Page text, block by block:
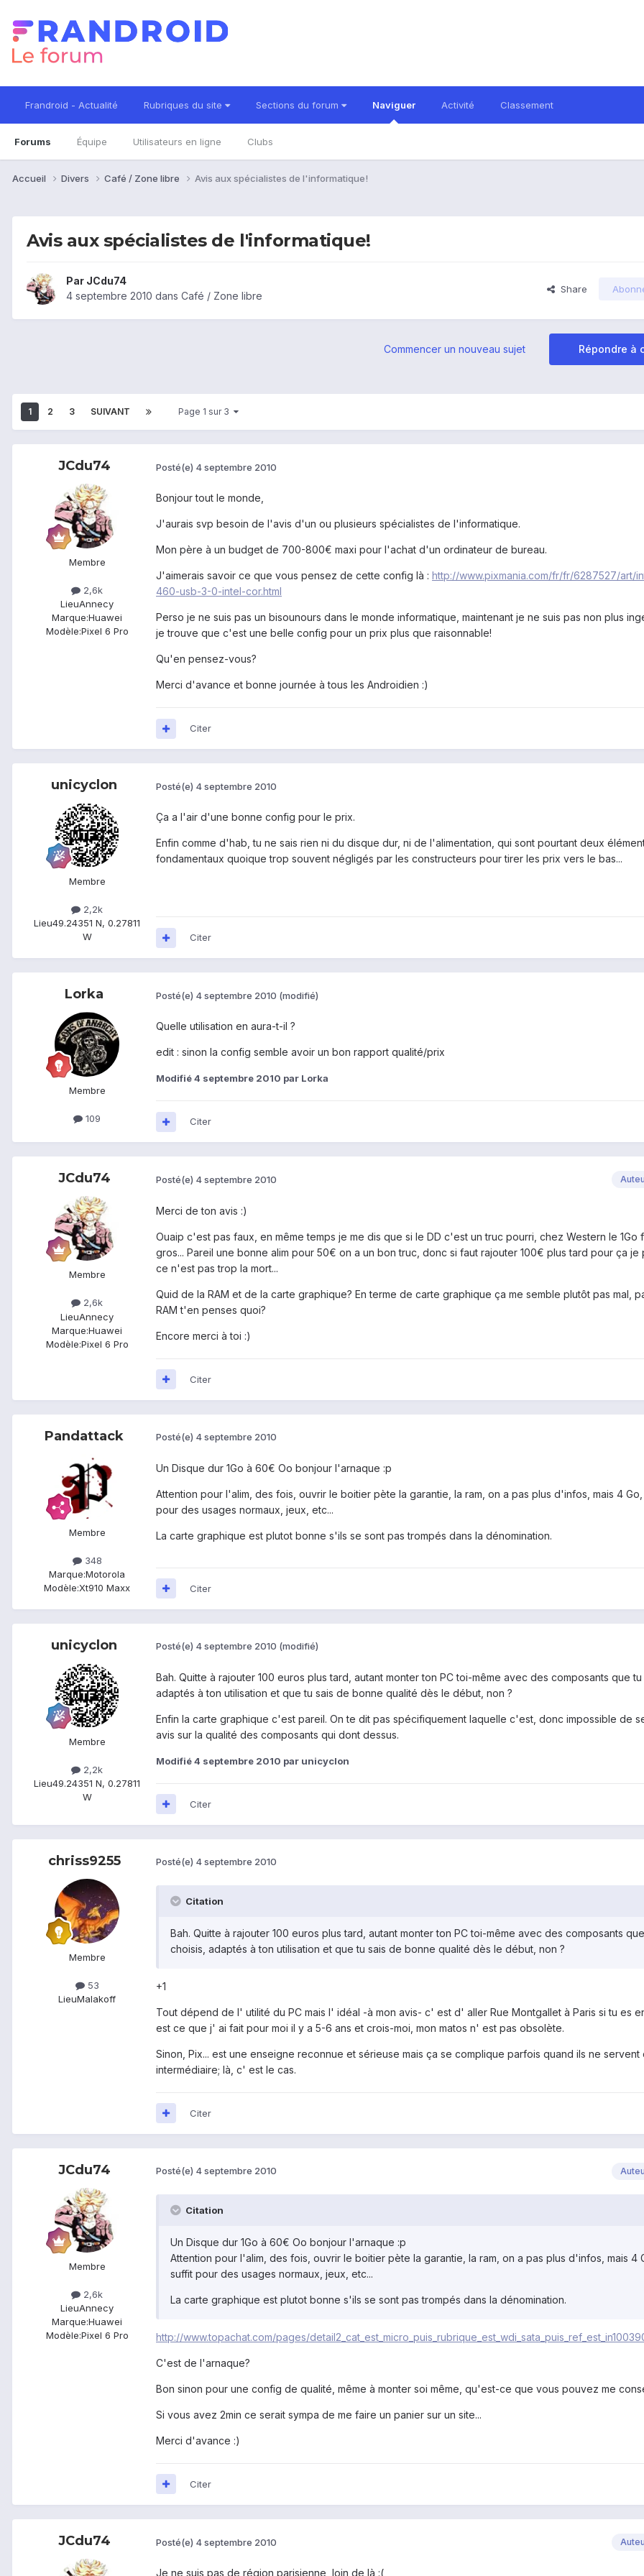
Frandroid - Actualité Rubriques du site Sections du forum Naviguer
Forums Équipe Utilisateurs en ligne Clubs
Activité Classement
Accueil Divers Café / Zone libre Avis aux spécialistes de l'informatique!
Avis aux spécialistes de l'informatique!
Par JCdu74
4 septembre 2010 dans Café / Zone libre
Share
Répondre à
Commencer un nouveau sujet
1 2 3 SUIVANT Page 1 sur 3
JCdu74
Membre
2,6k
LieuAnnecy
Marque:Huawei
Modèle:Pixel 6 Pro
Posté(e) 4 septembre 2010
Bonjour tout le monde,
J'aurais svp besoin de l'avis d'un ou plusieurs spécialistes de l'informatique.
Mon père à un budget de 700-800€ maxi pour l'achat d'un ordinateur de bureau.
J'aimerais savoir ce que vous pensez de cette config là : http://www.pixmania.com/fr/fr/6287527/art/
460-usb-3-0-intel-cor.html
Perso je ne suis pas un bisounours dans le monde informatique, maintenant je ne suis pas non plus
je trouve que c'est une belle config pour un prix plus que raisonnable!
Qu'en pensez-vous?
Merci d'avance et bonne journée à tous les Androidien :)
Citer
unicyclon
Membre
2,2k
Lieu49.24351 N, 0.27811
W
Posté(e) 4 septembre 2010
Ça a l'air d'une bonne config pour le prix.
Enfin comme d'hab, tu ne sais rien ni du disque dur, ni de l'alimentation, qui sont pourtant deux
fondamentaux quoique trop souvent négligés par les constructeurs pour tirer les prix vers le bas...
Citer
Lorka
Membre
109
Posté(e) 4 septembre 2010 (modifié)
Quelle utilisation en aura-t-il ?
edit : sinon la config semble avoir un bon rapport qualité/prix
Modifié4 septembre 2010 par Lorka
Citer
JCdu74
Membre
2,6k
LieuAnnecy
Marque:Huawei
Modèle:Pixel 6 Pro
Posté(e) 4 septembre 2010
Merci de ton avis :)
Ouaip c'est pas faux, en même temps je me dis que si le DD c'est un truc pourri, chez Western le 1Go
gros... Pareil une bonne alim pour 50€ on a un bon truc, donc si faut rajouter 100€ plus tard pour ça je
ce n'est pas trop la mort...
Quid de la RAM et de la carte graphique? En terme de carte graphique ça me semble plutôt pas mal,
RAM t'en penses quoi?
Encore merci à toi :)
Citer
Pandattack
Membre
348
Marque:Motorola
Modèle:Xt910 Maxx
Posté(e) 4 septembre 2010
Un Disque dur 1Go à 60€ Oo bonjour l'arnaque :p
Attention pour l'alim, des fois, ouvrir le boitier pète la garantie, la ram, on a pas plus d'infos, mais 4
pour des usages normaux, jeux, etc...
La carte graphique est plutot bonne s'ils se sont pas trompés dans la dénomination.
Citer
unicyclon
Membre
2,2k
Lieu49.24351 N, 0.27811
W
Posté(e) 4 septembre 2010 (modifié)
Bah. Quitte à rajouter 100 euros plus tard, autant monter ton PC toi-même avec des composants que
adaptés à ton utilisation et que tu sais de bonne qualité dès le début, non ?
Enfin la carte graphique c'est pareil. On te dit pas spécifiquement laquelle c'est, donc impossible de
avis sur la qualité des composants qui dont dessus.
Modifié4 septembre 2010 par unicyclon
Citer
chriss9255
Membre
53
LieuMalakoff
Posté(e) 4 septembre 2010
Citation
Bah. Quitte à rajouter 100 euros plus tard, autant monter ton PC toi-même avec des composants
choisis, adaptés à ton utilisation et que tu sais de bonne qualité dès le début, non ?
+1
Tout dépend de l' utilité du PC mais l' idéal -à mon avis- c' est d' aller Rue Montgallet à Paris si tu es
est ce que j' ai fait pour moi il y a 5-6 ans et crois-moi, mon matos n' est pas obsolète.
Sinon, Pix... est une enseigne reconnue et sérieuse mais ça se complique parfois quand ils ne
intermédiaire; là, c' est le cas.
Citer
JCdu74
Membre
2,6k
LieuAnnecy
Marque:Huawei
Modèle:Pixel 6 Pro
Posté(e) 4 septembre 2010
Citation
Un Disque dur 1Go à 60€ Oo bonjour l'arnaque :p
Attention pour l'alim, des fois, ouvrir le boitier pète la garantie, la ram, on a pas plus d'infos, mais 4
suffit pour des usages normaux, jeux, etc...
La carte graphique est plutot bonne s'ils se sont pas trompés dans la dénomination.
http://www.topachat.com/pages/
C'est de l'arnaque?
Bon sinon pour une config de qualité, même à monter soi même, qu'est-ce que vous pouvez me
Si vous avez 2min ce serait sympa de me faire un panier sur un site...
Merci d'avance :)
Citer
JCdu74 Posté(e) 4 septembre 2010
Je ne suis pas de région parisienne, loin de là :(